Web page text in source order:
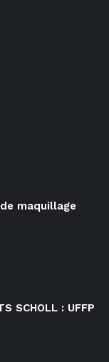
maquillage
SCHOLL : UFFP